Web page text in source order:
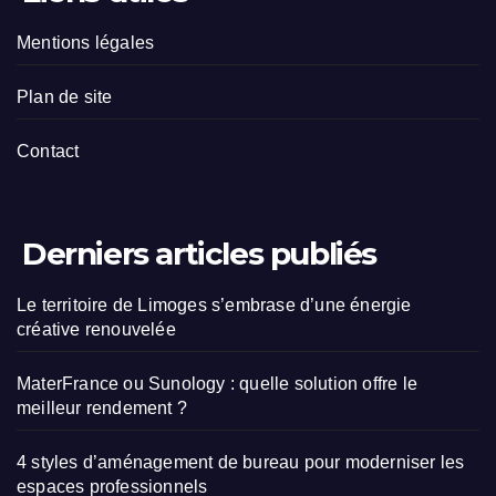
Mentions légales
Plan de site
Contact
Derniers articles publiés
Le territoire de Limoges s’embrase d’une énergie
créative renouvelée
MaterFrance ou Sunology : quelle solution offre le
meilleur rendement ?
4 styles d’aménagement de bureau pour moderniser les
espaces professionnels